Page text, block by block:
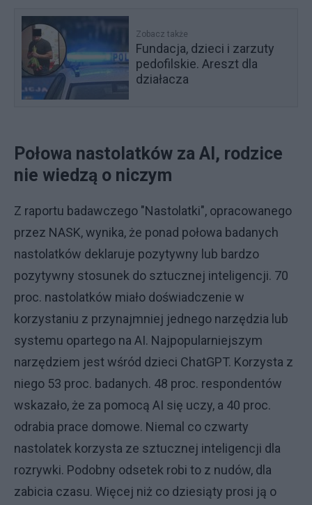
Zobacz także
Fundacja, dzieci i zarzuty
pedofilskie. Areszt dla
działacza
Połowa nastolatków za AI, rodzice
nie wiedzą o niczym
Z raportu badawczego "Nastolatki", opracowanego
przez NASK, wynika, że ponad połowa badanych
nastolatków deklaruje pozytywny lub bardzo
pozytywny stosunek do sztucznej inteligencji. 70
proc. nastolatków miało doświadczenie w
korzystaniu z przynajmniej jednego narzędzia lub
systemu opartego na AI. Najpopularniejszym
narzędziem jest wśród dzieci ChatGPT. Korzysta z
niego 53 proc. badanych. 48 proc. respondentów
wskazało, że za pomocą AI się uczy, a 40 proc.
odrabia prace domowe. Niemal co czwarty
nastolatek korzysta ze sztucznej inteligencji dla
rozrywki. Podobny odsetek robi to z nudów, dla
zabicia czasu. Więcej niż co dziesiąty prosi ją o